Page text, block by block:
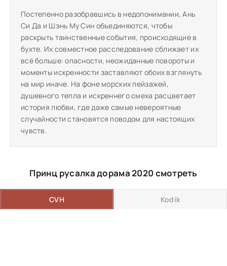
Постепенно разобравшись в недопонимании, Ань
Си Да и Шэнь Му Син объединяются, чтобы
раскрыть таинственные события, происходящие в
бухте. Их совместное расследование сближает их
всё больше: опасности, неожиданные повороты и
моменты искренности заставляют обоих взглянуть
на мир иначе. На фоне морских пейзажей,
душевного тепла и искреннего смеха расцветает
история любви, где даже самые невероятные
случайности становятся поводом для настоящих
чувств.
Принц русалка дорама 2020 смотреть
CVH Kodik